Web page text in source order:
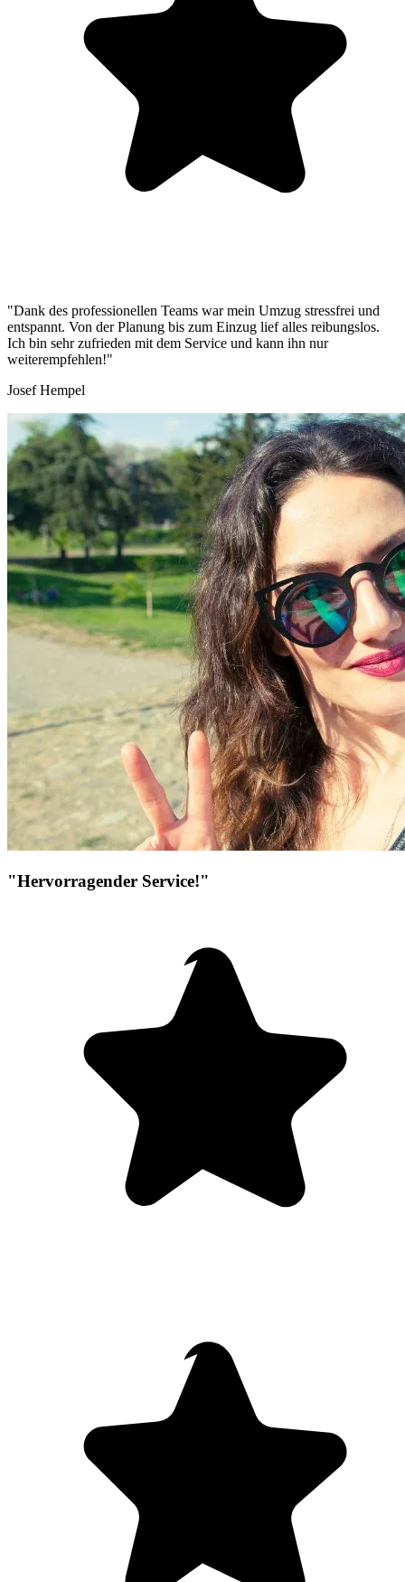
"Dank des professionellen Teams war mein Umzug stressfrei und
entspannt. Von der Planung bis zum Einzug lief alles reibungslos.
Ich bin sehr zufrieden mit dem Service und kann ihn nur
weiterempfehlen!"
Josef Hempel
"Hervorragender Service!"